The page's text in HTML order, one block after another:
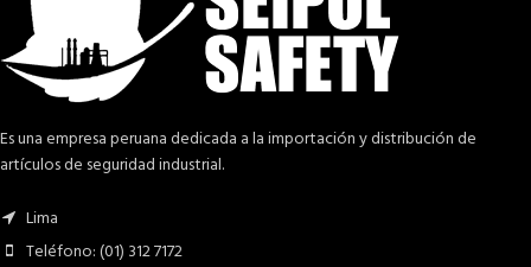
Es una empresa peruana dedicada a la importación y distribución de
artículos de seguridad industrial.
Lima
Teléfono: (01) 312 7172